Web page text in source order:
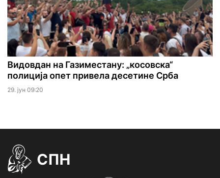
Видовдан на Газиместану: „косовска“
полиција опет привела десетине Срба
29. јун 09:20
СПН